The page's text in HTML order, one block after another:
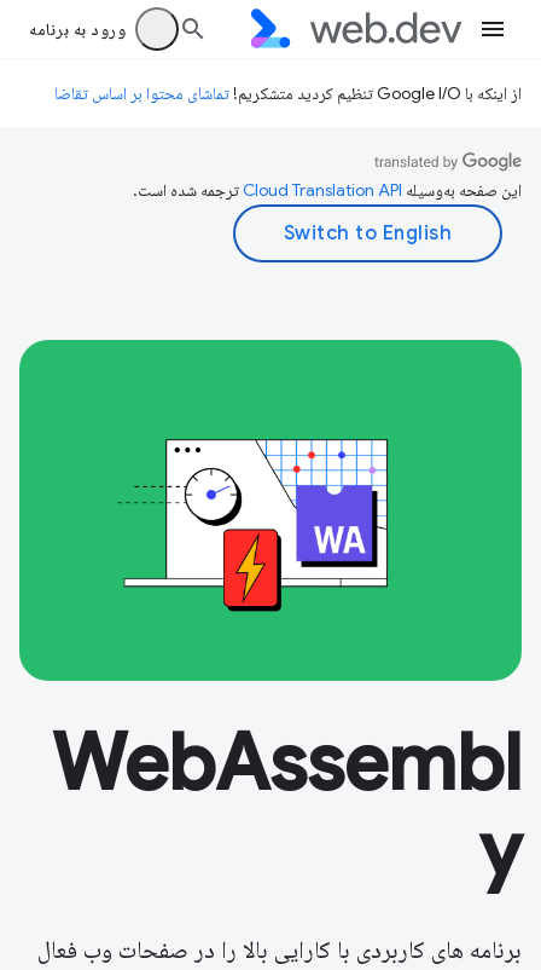
ورود به برنامه
از اینکه با Google I/O تنظیم کردید متشکریم! تماشای محتوا بر اساس تقاضا
این صفحه به‌وسیله ترجمه شده است.
WebAssembl
y
برنامه های کاربردی با کارایی بالا را در صفحات وب فعال